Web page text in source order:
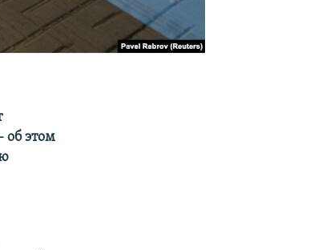
об этом